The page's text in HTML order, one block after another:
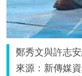
鄭秀文與許志
來源：新傳媒資